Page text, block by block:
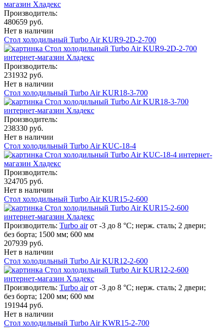
Производитель:
480659 руб.
Нет в наличии
Стол холодильный Turbo Air KUR9-2D-2-700
Производитель:
231932 руб.
Нет в наличии
Стол холодильный Turbo Air KUR18-3-700
Производитель:
238330 руб.
Нет в наличии
Стол холодильный Turbo Air KUC-18-4
Производитель:
324705 руб.
Нет в наличии
Стол холодильный Turbo Air KUR15-2-600
Производитель: Turbo air от -3 до 8 °С; нерж. сталь; 2 двери;
без борта; 1500 мм; 600 мм
207939 руб.
Нет в наличии
Стол холодильный Turbo Air KUR12-2-600
Производитель: Turbo air от -3 до 8 °С; нерж. сталь; 2 двери;
без борта; 1200 мм; 600 мм
191944 руб.
Нет в наличии
Стол холодильный Turbo Air KWR15-2-700